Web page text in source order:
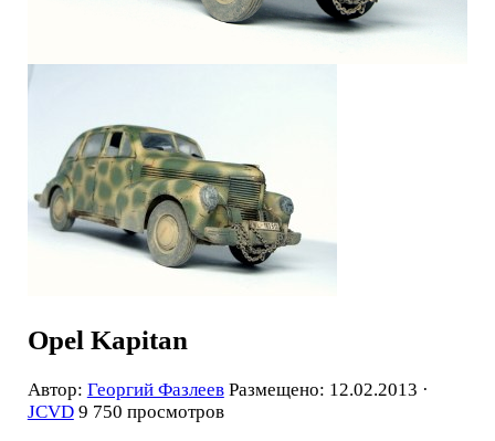
Opel Kapitan
Автор: Георгий Фазлеев Размещено: 12.02.2013 ·
JCVD 9 750 просмотров